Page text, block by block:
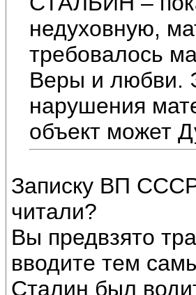
недуховную,
требовалось
Веры и любви.
нарушения
объект может
Записку ВП
читали?
Вы предвзято
вводите тем
Сталин был